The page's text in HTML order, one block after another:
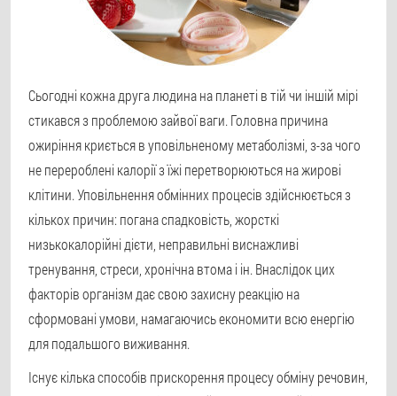
Сьогодні кожна друга людина на планеті в тій чи іншій мірі
стикався з проблемою зайвої ваги. Головна причина
ожиріння криється в уповільненому метаболізмі, з-за чого
не перероблені калорії з їжі перетворюються на жирові
клітини. Уповільнення обмінних процесів здійснюється з
кількох причин: погана спадковість, жорсткі
низькокалорійні дієти, неправильні виснажливі
тренування, стреси, хронічна втома і ін. Внаслідок цих
факторів організм дає свою захисну реакцію на
сформовані умови, намагаючись економити всю енергію
для подальшого виживання.
Існує кілька способів прискорення процесу обміну речовин,